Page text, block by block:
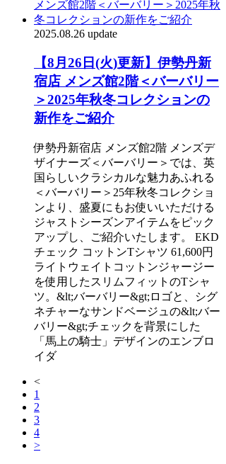
2025.08.26 update
【8月26日(火)更新】伊勢丹新
宿店 メンズ館2階＜バーバリー
＞2025年秋冬コレクションの
新作をご紹介
伊勢丹新宿店 メンズ館2階 メンズデ
ザイナーズ＜バーバリー＞では、英
国らしいクラシカルな魅力あふれる
＜バーバリー＞25年秋冬コレクショ
ンより、盛夏にもお使いいただける
ジャストシーズンアイテムをピック
アップし、ご紹介いたします。 EKD
チェック コットンTシャツ 61,600円
ライトウェイトコットンジャージー
を使用したスリムフィットのTシャ
ツ。&lt;バーバリー&gt;ロゴと、シグ
ネチャーなサンドベージュの&lt;バー
バリー&gt;チェックを背景にした
「馬上の騎士」デザインのエンブロ
イダ
<
1
2
3
4
>